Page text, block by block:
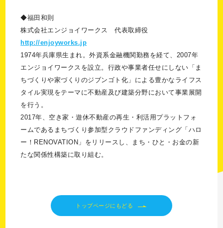
◆福田和則
株式会社エンジョイワークス 代表取締役
http://enjoyworks.jp
1974年兵庫県生まれ。外資系金融機関勤務を経て、2007年
エンジョイワークスを設立。行政や事業者任せにしない「ま
ちづくりや家づくりのジブンゴト化」による豊かなライフス
タイル実現をテーマに不動産及び建築分野において事業展開
を行う。
2017年、空き家・遊休不動産の再生・利活用プラットフォ
ームであるまちづくり参加型クラウドファンディング「ハロ
ー！RENOVATION」をリリースし、まち・ひと・お金の新
たな関係性構築に取り組む。
トップページにもどる